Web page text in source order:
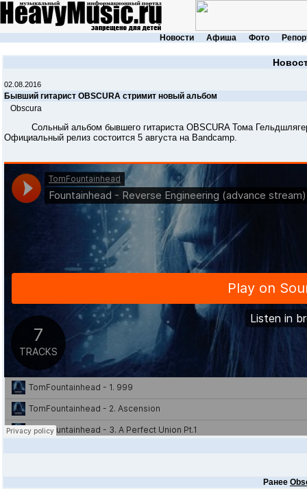
Новости Афиша Фото
02.08.2016
Бывший гитарист OBSCURA стримит новый альбом
Obscura
Сольный альбом бывшего гитариста OBSCURA Тома
Официальный релиз состоится 5 августа на Bandcamp.
Ранее